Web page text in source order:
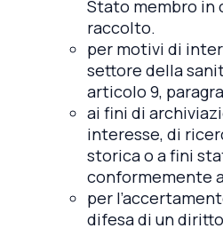
Stato membro in
raccolto.
per motivi di
settore della
articolo 9,
ai fini di
interesse, di
storica o a fini
conformemente
per
difesa di un